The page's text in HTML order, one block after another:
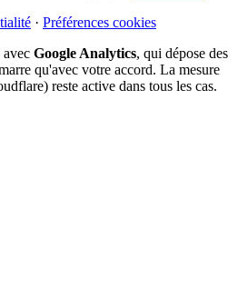
· Préférences cookies
avec Google Analytics, qui dépose des
qu'avec votre accord. La mesure
reste active dans tous les cas.